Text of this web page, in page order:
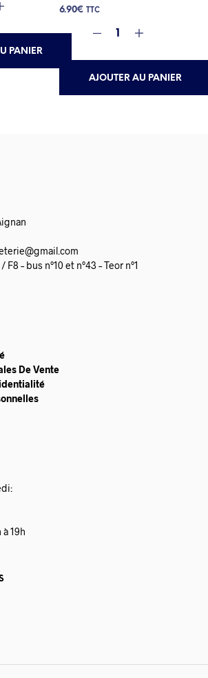
PANIER
6.90€ TTC
AJOUTER AU PANIER
F8 – bus n°10 et n°43 – Teor n°1
De Vente
à 19h